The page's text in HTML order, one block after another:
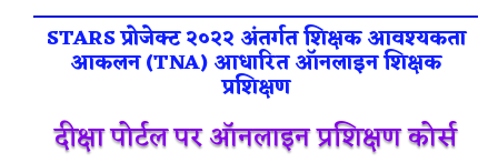
STARS प्रोजेक्ट २०२२ अंतर्गत शिक्षक आवश्यकता
आकलन (TNA) आधारित ऑनलाइन शिक्षक
प्रशिक्षण
दीक्षा पोर्टल पर ऑनलाइन प्रशिक्षण कोर्स